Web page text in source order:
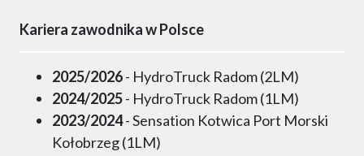
Kariera zawodnika w Polsce
2025/2026- HydroTruck Radom (2LM)
2024/2025- HydroTruck Radom (1LM)
2023/2024- Sensation Kotwica Port Morski
Kołobrzeg (1LM)